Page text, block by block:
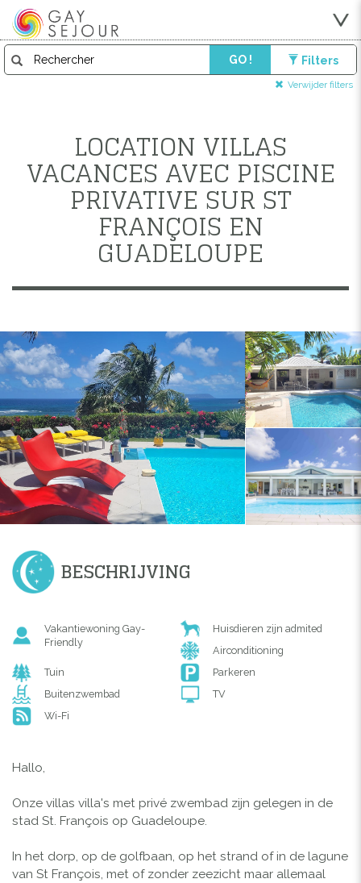
GO ! Filters
Verwijder filters
LOCATION VILLAS
VACANCES AVEC PISCINE
PRIVATIVE SUR ST
FRANÇOIS EN
GUADELOUPE
BESCHRIJVING
Vakantiewoning Gay-
Friendly
Huisdieren zijn admited
Airconditioning
Tuin
Parkeren
Buitenzwembad
TV
Wi-Fi
Hallo,
Onze villas villa's met privé zwembad zijn gelegen in de
stad St. François op Guadeloupe.
In het dorp, op de golfbaan, op het strand of in de lagune
van St François, met of zonder zeezicht maar allemaal